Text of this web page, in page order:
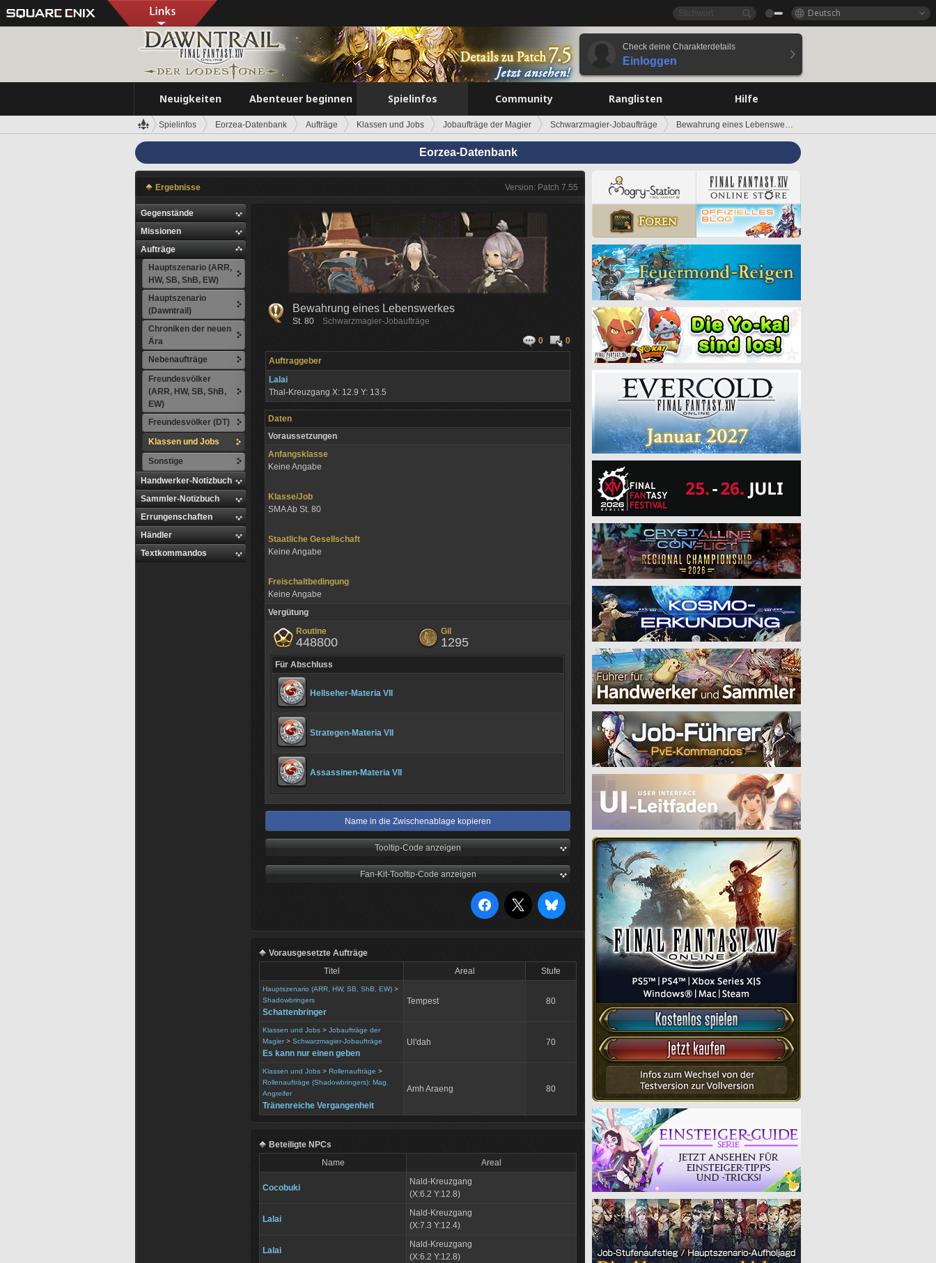
Deutsch
Check deine Charakterdetails
Einloggen
Neuigkeiten Abenteuer beginnen Spielinfos Community Ranglisten Hilfe
Spielinfos Eorzea-Datenbank Aufträge Klassen und Jobs Jobaufträge der Magier Schwarzmagier-Jobaufträge Bewahrung eines Lebenswerkes
Eorzea-Datenbank
Ergebnisse Version: Patch 7.55
Gegenstände
Missionen
Aufträge
Hauptszenario (ARR,
HW, SB, ShB, EW)
Hauptszenario
(Dawntrail)
Chroniken der neuen
Ära
Nebenaufträge
Freundesvölker
(ARR, HW, SB, ShB,
EW)
Freundesvölker (DT)
Klassen und Jobs
Sonstige
Handwerker-Notizbuch
Sammler-Notizbuch
Errungenschaften
Händler
Textkommandos
Bewahrung eines Lebenswerkes
St. 80
Schwarzmagier-Jobaufträge
0
0
Auftraggeber
Lalai
Thal-Kreuzgang X: 12.9 Y: 13.5
Daten
Voraussetzungen
Anfangsklasse
Keine Angabe
Klasse/Job
SMA Ab St. 80
Staatliche Gesellschaft
Keine Angabe
Freischaltbedingung
Keine Angabe
Vergütung
Routine
448800
Gil
1295
Für Abschluss
Hellseher-Materia VII
Strategen-Materia VII
Assassinen-Materia VII
Name in die Zwischenablage kopieren
Tooltip-Code anzeigen
Fan-Kit-Tooltip-Code anzeigen
Vorausgesetzte Aufträge
Titel
Areal Stufe
Hauptszenario (ARR, HW, SB, ShB, EW) >
Shadowbringers
Schattenbringer
Tempest 80
Klassen und Jobs > Jobaufträge der
Magier> Schwarzmagier-Jobaufträge
Es kann nur einen geben
Ul'dah 70
Klassen und Jobs > Rollenaufträge >
Rollenaufträge (Shadowbringers): Mag.
Angreifer
Tränenreiche Vergangenheit
Amh Araeng 80
Beteiligte NPCs
Name
Areal
Cocobuki
Nald-Kreuzgang
(X:6.2 Y:12.8)
Lalai
Nald-Kreuzgang
(X:7.3 Y:12.4)
Lalai
Nald-Kreuzgang
(X:6.2 Y:12.8)